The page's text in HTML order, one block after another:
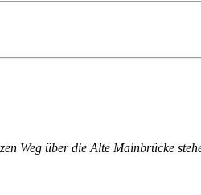
Weg über die Alte Mainbrücke